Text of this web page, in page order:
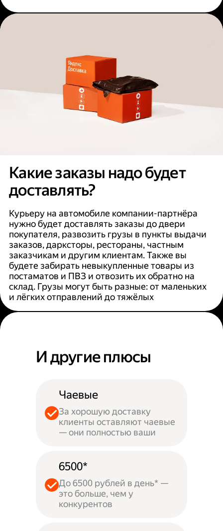
Какие заказы надо будет
доставлять?
Курьеру на автомобиле компании-партнёра
нужно будет доставлять заказы до двери
покупателя, развозить грузы в пункты выдачи
заказов, дарксторы, рестораны, частным
заказчикам и другим клиентам. Также вы
будете забирать невыкупленные товары из
постаматов и ПВЗ и отвозить их обратно на
склад. Грузы могут быть разные: от маленьких
и лёгких отправлений до тяжёлых
И другие плюсы
Чаевые
За хорошую доставку
клиенты оставляют чаевые
— они полностью ваши
6500*
До 6500 рублей в день* —
это больше, чем у
конкурентов